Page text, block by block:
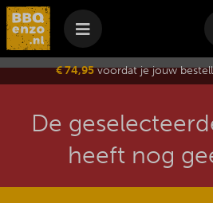
Winkelmand
Je winkelwagen is
Wijzig winkelmand
€ 74,95voordat je jouw
De
heeft nog